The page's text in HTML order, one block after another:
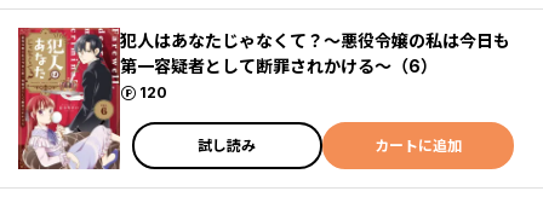
犯人はあなたじゃなくて？～悪役令嬢の私は今日も
第一容疑者として断罪されかける～（6）
120
ポイント
試し読み カートに追加